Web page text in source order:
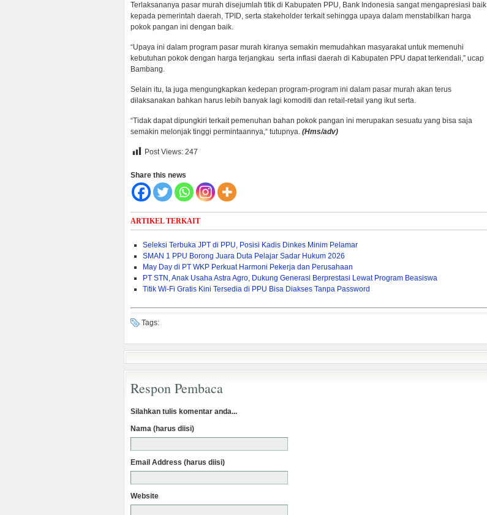
Terlaksananya pasar murah disejumlah titik di Kabupaten PPU, Bank Indonesia sangat mengapresiasi baik
kepada pemerintah daerah, TPID, serta stakeholder terkait sehingga upaya dalam menstabilkan harga
pokok pangan ini dengan baik.
“Upaya ini dalam program pasar murah kiranya semakin memudahkan masyarakat untuk memenuhi
kebutuhan pokok dengan harga terjangkau serta inflasi daerah di Kabupaten PPU dapat terkendali,” ucap
Bambang.
Selain itu, Ia juga mengungkapkan kedepan program-program ini dalam pasar murah akan terus
dilaksanakan bahkan harus lebih banyak lagi komoditi dan retail-retail yang ikut serta.
“Tidak dapat dipungkiri terkait pemenuhan bahan pokok pangan ini merupakan sesuatu yang bisa saja
semakin melonjak tinggi permintaannya,“ tutupnya. (Hms/adv)
Post Views: 247
Share this news
ARTIKEL TERKAIT
Seleksi Terbuka JPT di PPU, Posisi Kadis Dinkes Minim Pelamar
SMAN 1 PPU Borong Juara Duta Pelajar Sadar Hukum 2026
May Day di PT WKP Perkuat Harmoni Pekerja dan Perusahaan
PT STN, Anak Usaha Astra Agro, Dukung Generasi Berprestasi Lewat Program Beasiswa
Titik Wi-Fi Gratis Kini Tersedia di PPU Bisa Diakses Tanpa Password
Tags:
Respon Pembaca
Silahkan tulis komentar anda...
Nama (harus diisi)
Email Address (harus diisi)
Website